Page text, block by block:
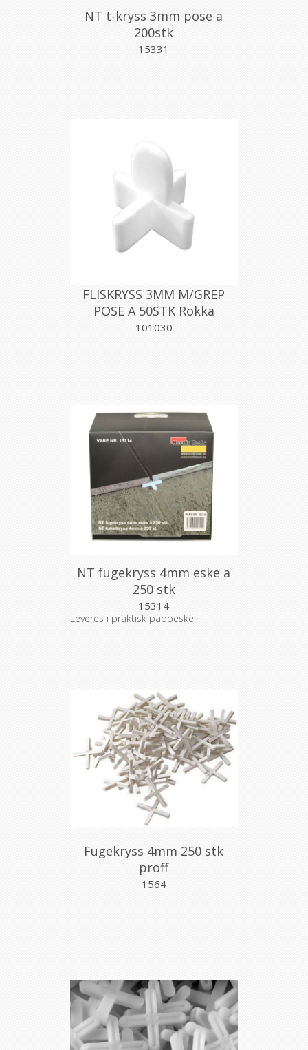
NT t-kryss 3mm pose a
200stk
15331
FLISKRYSS 3MM M/GREP
POSE A 50STK Rokka
101030
NT fugekryss 4mm eske a
250 stk
15314
Leveres i praktisk pappeske
Fugekryss 4mm 250 stk
proff
1564